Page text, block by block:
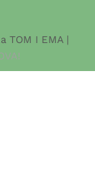
TOM I EMA |